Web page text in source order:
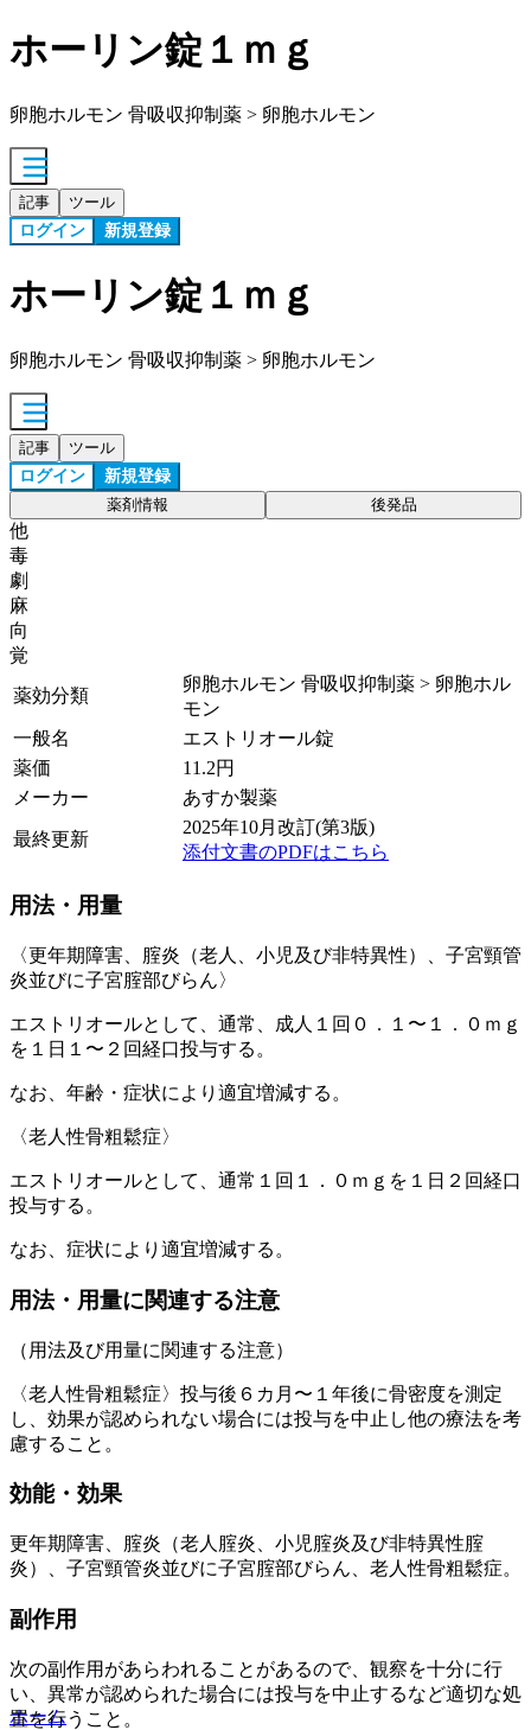
ホーリン錠１ｍｇ
卵胞ホルモン 骨吸収抑制薬 > 卵胞ホルモン
記事 ツール
ログイン 新規登録
ホーリン錠１ｍｇ
卵胞ホルモン 骨吸収抑制薬 > 卵胞ホルモン
記事 ツール
ログイン 新規登録
薬剤情報 後発品
他
毒
劇
麻
向
覚
薬効分類
卵胞ホルモン 骨吸収抑制薬 > 卵胞ホル
モン
一般名
エストリオール錠
薬価
11.2円
メーカー
あすか製薬
最終更新
2025年10月改訂(第3版)
添付文書のPDFはこちら
用法・用量
〈更年期障害、腟炎（老人、小児及び非特異性）、子宮頸管
炎並びに子宮腟部びらん〉
エストリオールとして、通常、成人１回０．１〜１．０ｍｇ
を１日１〜２回経口投与する。
なお、年齢・症状により適宜増減する。
〈老人性骨粗鬆症〉
エストリオールとして、通常１回１．０ｍｇを１日２回経口
投与する。
なお、症状により適宜増減する。
用法・用量に関連する注意
（用法及び用量に関連する注意）
〈老人性骨粗鬆症〉投与後６カ月〜１年後に骨密度を測定
し、効果が認められない場合には投与を中止し他の療法を考
慮すること。
効能・効果
更年期障害、腟炎（老人腟炎、小児腟炎及び非特異性腟
炎）、子宮頸管炎並びに子宮腟部びらん、老人性骨粗鬆症。
副作用
次の副作用があらわれることがあるので、観察を十分に行
い、異常が認められた場合には投与を中止するなど適切な処
置を行うこと。
ホーム